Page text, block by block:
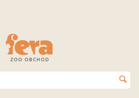
ZOO OBCHOD